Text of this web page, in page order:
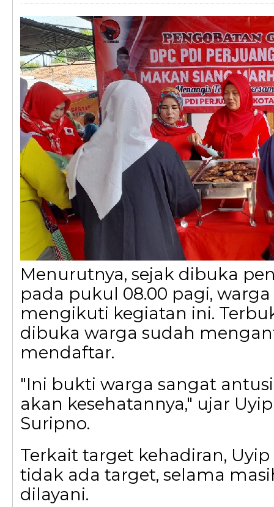
Menurutnya, sejak dibuka
pada pukul 08.00 pagi,
mengikuti kegiatan ini.
dibuka warga sudah
mendaftar.
"Ini bukti warga sangat
akan kesehatannya," ujar
Suripno.
Terkait target kehadiran,
tidak ada target, selama
dilayani.